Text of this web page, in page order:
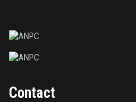
Contact